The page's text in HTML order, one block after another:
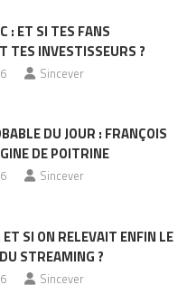
: ET SI TES FANS
TES INVESTISSEURS ?
Sincever
DU JOUR : FRANÇOIS
DE POITRINE
Sincever
ET SI ON RELEVAIT ENFIN LE
STREAMING ?
Sincever